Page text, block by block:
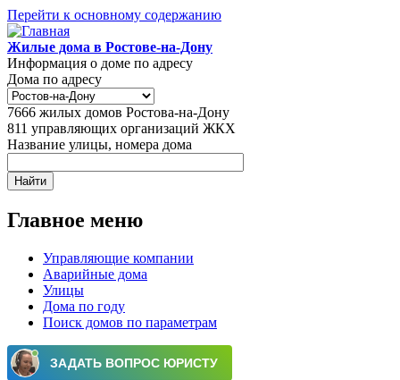
Перейти к основному содержанию
Жилые дома в Ростове-на-Дону
Информация о доме по адресу
Дома по адресу
7666 жилых домов Ростова-на-Дону
811 управляющих организаций ЖКХ
Название улицы, номера дома
Главное меню
Управляющие компании
Аварийные дома
Улицы
Дома по году
Поиск домов по параметрам